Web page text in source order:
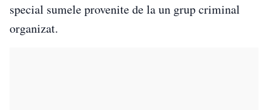
special sumele provenite de la un grup criminal
organizat.